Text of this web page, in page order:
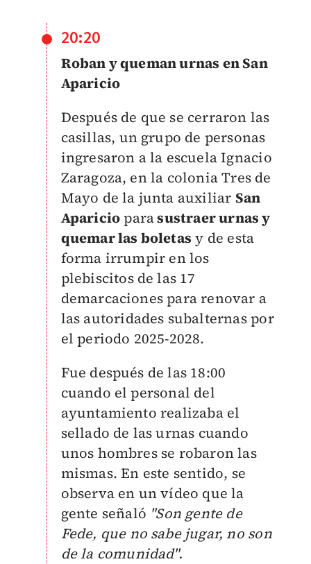
20:20
Roban y queman urnas en San
Aparicio
Después de que se cerraron las
casillas, un grupo de personas
ingresaron a la escuela Ignacio
Zaragoza, en la colonia Tres de
Mayo de la junta auxiliar San
Aparicioparasustraer urnas y
quemar las boletas y de esta
forma irrumpir en los
plebiscitos de las 17
demarcaciones para renovar a
las autoridades subalternas por
el periodo 2025-2028.
Fue después de las 18:00
cuando el personal del
ayuntamiento realizaba el
sellado de las urnas cuando
unos hombres se robaron las
mismas.En este sentido, se
observa en un vídeo que la
gente señaló "Son gente de
Fede, que no sabe jugar, no son
de la comunidad".